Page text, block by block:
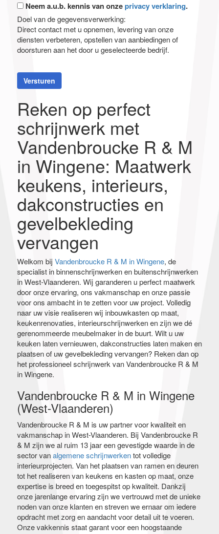
Neem a.u.b. kennis van onzeprivacy verklaring.
Doel van de gegevensverwerking:
Direct contact met u opnemen, levering van onze
diensten verbeteren, opstellen van aanbiedingen of
doorsturen aan het door u geselecteerde bedrijf.
Versturen
Reken op perfect
schrijnwerk met
Vandenbroucke R & M
in Wingene: Maatwerk
keukens, interieurs,
dakconstructies en
gevelbekleding
vervangen
Welkom bij Vandenbroucke R & M in Wingene, de
specialist in binnenschrijnwerken en buitenschrijnwerken
in West-Vlaanderen. Wij garanderen u perfect maatwerk
door onze ervaring, ons vakmanschap en onze passie
voor ons ambacht in te zetten voor uw project. Volledig
naar uw visie realiseren wij inbouwkasten op maat,
keukenrenovaties, interieurschrijnwerken en zijn we dé
gerenommeerde meubelmaker in de buurt. Wilt u uw
keuken laten vernieuwen, dakconstructies laten maken en
plaatsen of uw gevelbekleding vervangen? Reken dan op
het professioneel schrijnwerk van Vandenbroucke R & M
in Wingene.
Vandenbroucke R & M in Wingene
(West-Vlaanderen)
Vandenbroucke R & M is uw partner voor kwaliteit en
vakmanschap in West-Vlaanderen. Bij Vandenbroucke R
& M zijn we al ruim 13 jaar een gevestigde waarde in de
sector vanalgemene schrijnwerkentot volledige
interieurprojecten. Van het plaatsen van ramen en deuren
tot het realiseren van keukens en kasten op maat, onze
expertise is breed en toegespitst op kwaliteit. Dankzij
onze jarenlange ervaring zijn we vertrouwd met de unieke
noden van onze klanten en streven we ernaar om iedere
opdracht met zorg en aandacht voor detail uit te voeren.
Onze vakkennis staat garant voor een hoogstaande